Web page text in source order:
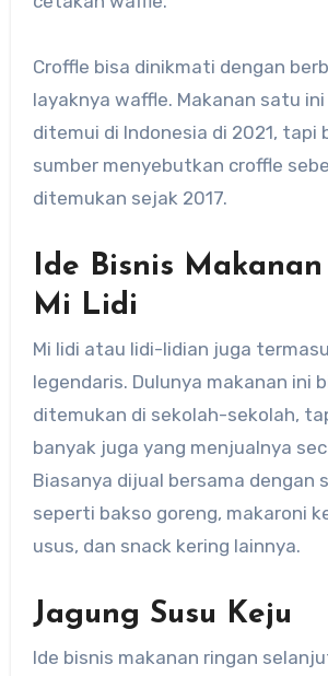
Croffle bisa dinikmati dengan
layaknya waffle. Makanan satu
ditemui di Indonesia di 2021, tapi
sumber menyebutkan croffle
ditemukan sejak 2017.
Ide Bisnis
Mi Lidi
Mi lidi atau lidi-lidian juga
legendaris. Dulunya makanan ini
ditemukan di sekolah-sekolah,
banyak juga yang menjualnya
Biasanya dijual bersama dengan
seperti bakso goreng, makaroni
usus, dan snack kering lainnya.
Jagung Susu Keju
Ide bisnis makanan ringan